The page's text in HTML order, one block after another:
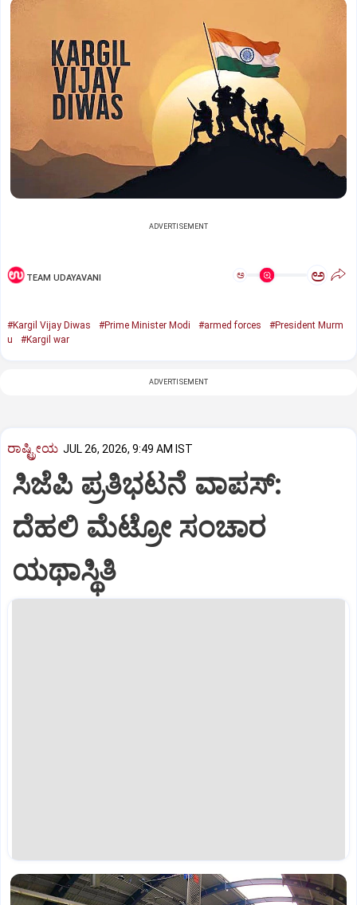
ADVERTISEMENT
TEAM UDAYAVANI ಅ ಅ
#Kargil Vijay Diwas #Prime Minister Modi #armed forces
#President Murm
u
#Kargil war
ADVERTISEMENT
ರಾಷ್ಟ್ರೀಯ JUL 26, 2026, 9:49 AM IST
ಸಿಜೆಪಿ ಪ್ರತಿಭಟನೆ ವಾಪಸ್:
ದೆಹಲಿ ಮೆಟ್ರೋ ಸಂಚಾರ
ಯಥಾಸ್ಥಿತಿ